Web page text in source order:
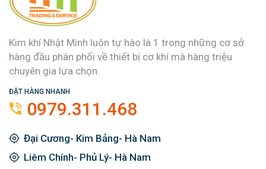
Kim khí Nhật Minh luôn tự hào là 1 trong những cơ sở
hàng đầu phân phối về thiết bị cơ khí mà hàng triệu
chuyên gia lựa chọn.
ĐẶT HÀNG NHANH
0979.311.468
Đại Cương- Kim Bảng- Hà Nam
Liêm Chính- Phủ Lý- Hà Nam